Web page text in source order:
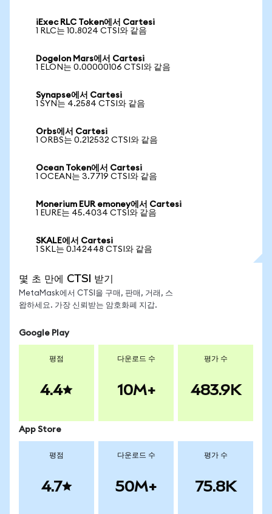
iExec RLC Token에서 Cartesi
1 RLC는 10.8024 CTSI와 같음
Dogelon Mars에서 Cartesi
1 ELON는 0.00000106 CTSI와 같음
Synapse에서 Cartesi
1 SYN는 4.2584 CTSI와 같음
Orbs에서 Cartesi
1 ORBS는 0.212532 CTSI와 같음
Ocean Token에서 Cartesi
1 OCEAN는 3.7719 CTSI와 같음
Monerium EUR emoney에서 Cartesi
1 EURE는 45.4034 CTSI와 같음
SKALE에서 Cartesi
1 SKL는 0.142448 CTSI와 같음
몇 초 만에 CTSI 받기
MetaMask에서 CTSI을 구매, 판매, 거래, 스
왑하세요. 가장 신뢰받는 암호화폐 지갑.
Google Play
평점
4.4
다운로드 수
10M+
평가 수
483.9K
App Store
평점
4.7
다운로드 수
50M+
평가 수
75.8K